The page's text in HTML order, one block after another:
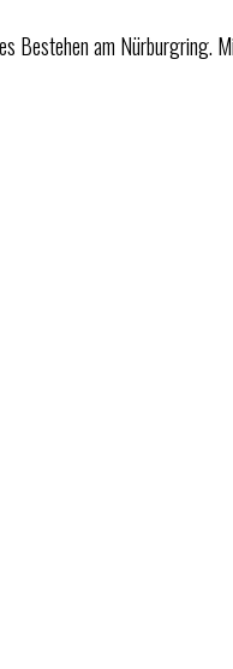
Bestehen am Nürburgring.